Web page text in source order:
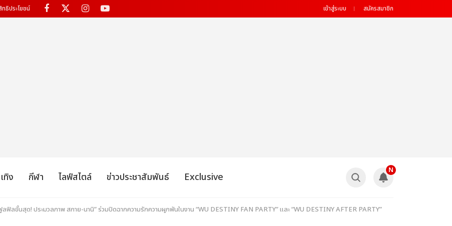
ทธิประโยชน์ เข้าสู่ระบบ สมัครสมาชิก
ทิง กีฬา ไลฟ์สไตล์ ข่าวประชาสัมพันธ์ Exclusive
N
ลขั้นสุด! ประมวลภาพ สกาย-นานิ” ร่วมปิดฉากความรักความผูกพันในงาน “WU DESTINY FAN PARTY” และ “WU DESTINY AFTER PARTY”